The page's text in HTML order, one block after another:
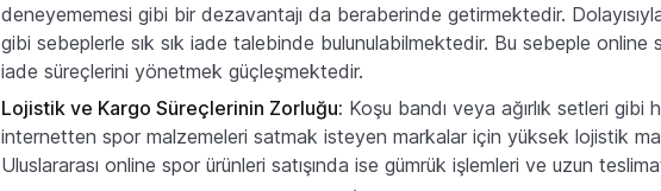
deneyememesi gibi bir dezavantajı da beraberinde getirmektedir.
gibi sebeplerle sık sık iade talebinde bulunulabilmektedir. Bu sebeple
iade süreçlerini yönetmek güçleşmektedir.
Lojistik ve Kargo Süreçlerinin Zorluğu: Koşu bandı veya ağırlık setleri gibi
internetten spor malzemeleri satmak isteyen markalar için yüksek lojistik
Uluslararası online spor ürünleri satışında ise gümrük işlemleri ve uzun